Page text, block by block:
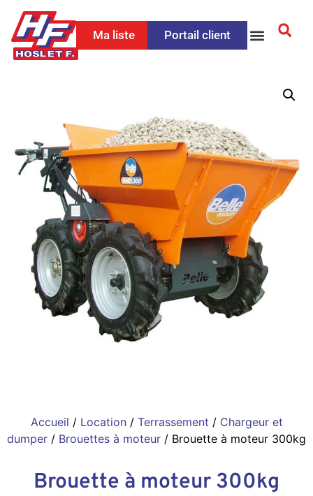
Ma liste Portail client
Accueil / Location/ Terrassement / Chargeur et
dumper / Brouettes à moteur / Brouette à moteur 300kg
Brouette à moteur 300kg